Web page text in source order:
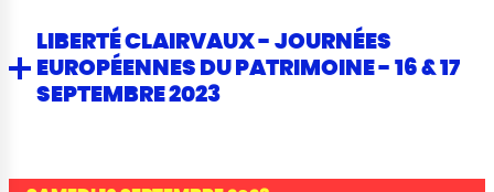
LIBERTÉ CLAIRVAUX - JOURNÉES
EUROPÉENNES DU PATRIMOINE - 16 & 17
SEPTEMBRE 2023